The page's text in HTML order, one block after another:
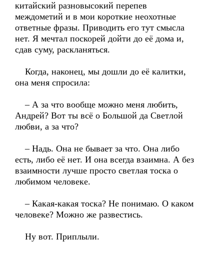
китайский разновысокий перепев
междометий и в мои короткие неохотные
ответные фразы. Приводить его тут смысла
нет. Я мечтал поскорей дойти до её дома и,
сдав суму, раскланяться.
Когда, наконец, мы дошли до её калитки,
она меня спросила:
– А за что вообще можно меня любить,
Андрей? Вот ты всё о Большой да Светлой
любви, а за что?
– Надь. Она не бывает за что. Она либо
есть, либо её нет. И она всегда взаимна. А без
взаимности лучше просто светлая тоска о
любимом человеке.
– Какая-какая тоска? Не понимаю. О каком
человеке? Можно же развестись.
Ну вот. Приплыли.